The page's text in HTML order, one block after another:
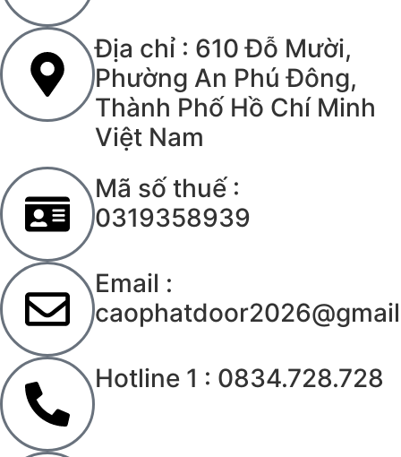
Địa chỉ : 610 Đỗ Mười,
Phường An Phú Đông,
Thành Phố Hồ Chí Minh
Việt Nam
Mã số thuế :
0319358939
Email :
Hotline 1 : 0834.728.728